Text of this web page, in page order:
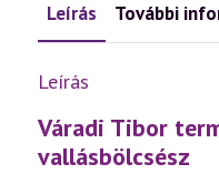
Leírás További
Leírás
Váradi Tibor
vallásbölcsész